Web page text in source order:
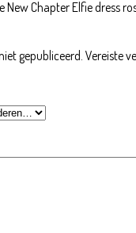
New Chapter Elfie dress
gepubliceerd. Vereiste